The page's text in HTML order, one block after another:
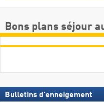
Bons plans séjour
Bulletins d'enneigement